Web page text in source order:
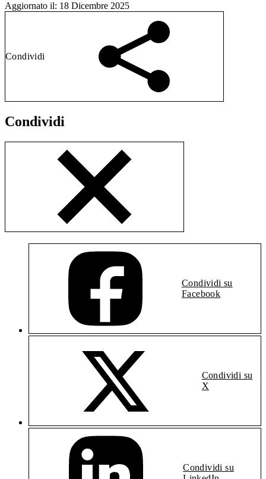
Aggiornato il: 18 Dicembre 2025
Condividi
Condividi
Condividi su
Facebook
Condividi su
X
Condividi su